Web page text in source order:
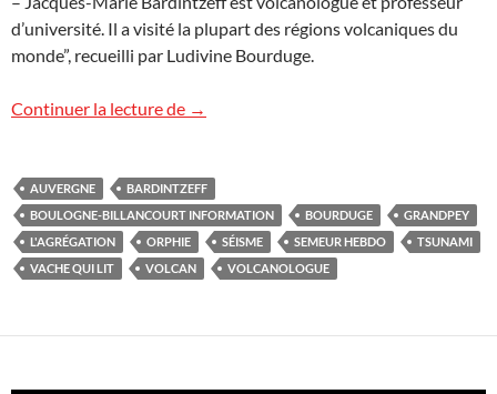
d’université. Il a visité la plupart des régions volcaniques du
monde”, recueilli par Ludivine Bourduge.
Continuer la lecture de Analyses d’ouvrages
→
AUVERGNE
BARDINTZEFF
BOULOGNE-BILLANCOURT INFORMATION
BOURDUGE
GRANDPEY
L'AGRÉGATION
ORPHIE SÉISME SEMEUR HEBDO
TSUNAMI
VACHE QUI LIT
VOLCAN VOLCANOLOGUE